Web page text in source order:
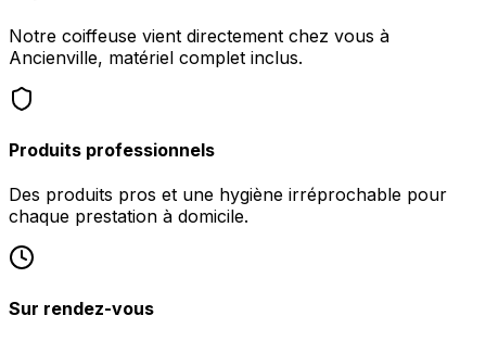
Notre coiffeuse vient directement chez vous à
Ancienville, matériel complet inclus.
Produits professionnels
Des produits pros et une hygiène irréprochable pour
chaque prestation à domicile.
Sur rendez-vous